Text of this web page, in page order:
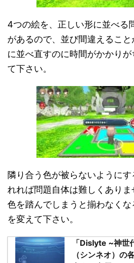
4つの絵を、正しい形に並べる
があるので、並び間違えるこ
に並べ直すのに時間がかかり
て下さい。
隣り合う色が被らないように
れれば問題自体は難しくあり
色を踏んでしまうと揃わなく
を変えて下さい。
「Dislyte ~神世
（シンネオ）の